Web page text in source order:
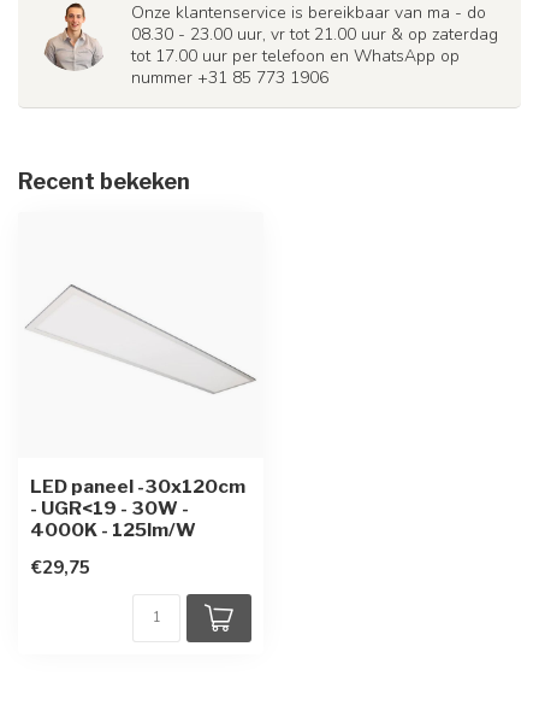
Onze klantenservice is bereikbaar van ma - do
08.30 - 23.00 uur, vr tot 21.00 uur & op zaterdag
tot 17.00 uur per telefoon en WhatsApp op
nummer +31 85 773 1906
Recent bekeken
LED paneel -30x120cm
- UGR<19 - 30W -
4000K - 125lm/W
€29,75